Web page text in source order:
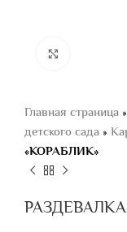
Главная страница »
детского сада »
«КОРАБЛИК»